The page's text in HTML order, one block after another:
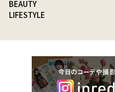
BEAUTY
LIFESTYLE